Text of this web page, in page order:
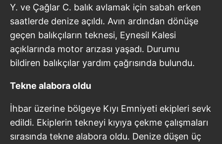
Y. ve Çağlar C. balık avlamak için sabah erken
saatlerde denize açıldı. Avın ardından dönüşe
geçen balıkçıların teknesi, Eynesil Kalesi
açıklarında motor arızası yaşadı. Durumu
bildiren balıkçılar yardım çağrısında bulundu.
Tekne alabora oldu
İhbar üzerine bölgeye Kıyı Emniyeti ekipleri sevk
edildi. Ekiplerin tekneyi kıyıya çekme çalışmaları
sırasında tekne alabora oldu. Denize düşen üç